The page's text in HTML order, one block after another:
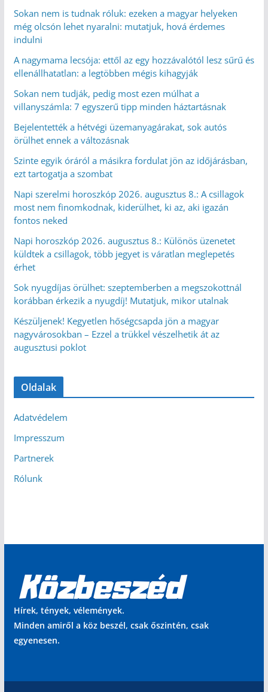
Sokan nem is tudnak róluk: ezeken a magyar helyeken
még olcsón lehet nyaralni: mutatjuk, hová érdemes
indulni
A nagymama lecsója: ettől az egy hozzávalótól lesz sűrű és
ellenállhatatlan: a legtöbben mégis kihagyják
Sokan nem tudják, pedig most ezen múlhat a
villanyszámla: 7 egyszerű tipp minden háztartásnak
Bejelentették a hétvégi üzemanyagárakat, sok autós
örülhet ennek a változásnak
Szinte egyik óráról a másikra fordulat jön az időjárásban,
ezt tartogatja a szombat
Napi szerelmi horoszkóp 2026. augusztus 8.: A csillagok
most nem finomkodnak, kiderülhet, ki az, aki igazán
fontos neked
Napi horoszkóp 2026. augusztus 8.: Különös üzenetet
küldtek a csillagok, több jegyet is váratlan meglepetés
érhet
Sok nyugdíjas örülhet: szeptemberben a megszokottnál
korábban érkezik a nyugdíj! Mutatjuk, mikor utalnak
Készüljenek! Kegyetlen hőségcsapda jön a magyar
nagyvárosokban – Ezzel a trükkel vészelhetik át az
augusztusi poklot
Oldalak
Adatvédelem
Impresszum
Partnerek
Rólunk
Hírek, tények, vélemények.
Minden amiről a köz beszél, csak őszintén, csak
egyenesen.